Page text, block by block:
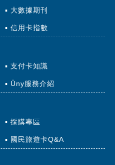
大數據期刊
信用卡指數
支付卡知識
Üny服務介紹
採購專區
國民旅遊卡Q&A